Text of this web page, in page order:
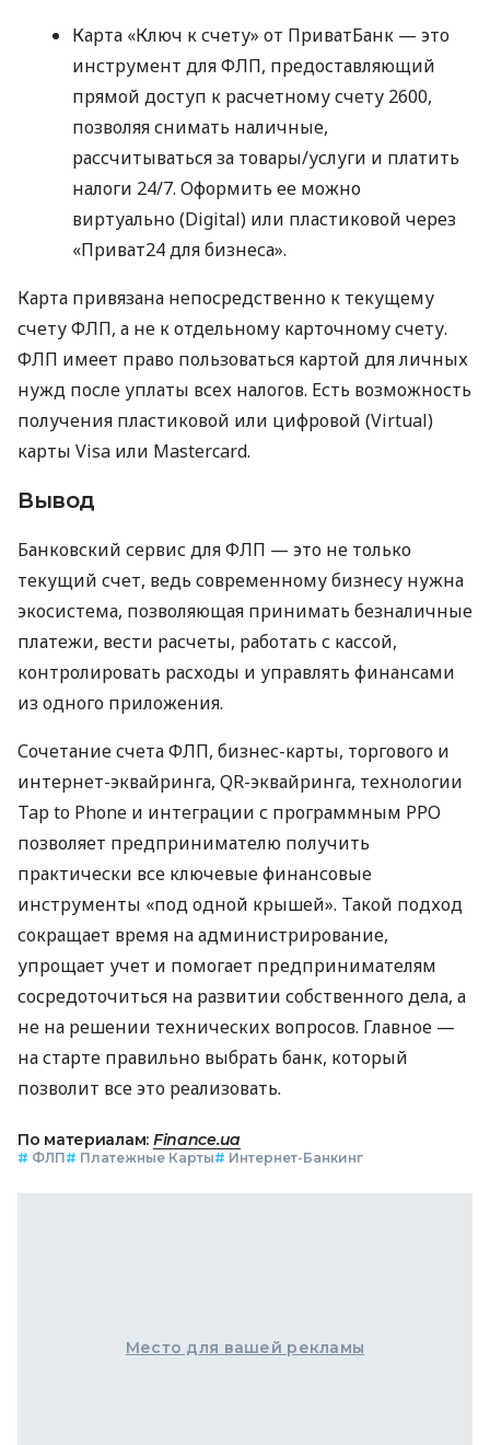
Карта «Ключ к счету» от ПриватБанк — это
инструмент для ФЛП, предоставляющий
прямой доступ к расчетному счету 2600,
позволяя снимать наличные,
рассчитываться за товары/услуги и платить
налоги 24/7. Оформить ее можно
виртуально (Digital) или пластиковой через
«Приват24 для бизнеса».
Карта привязана непосредственно к текущему
счету ФЛП, а не к отдельному карточному счету.
ФЛП имеет право пользоваться картой для личных
нужд после уплаты всех налогов. Есть возможность
получения пластиковой или цифровой (Virtual)
карты Visa или Mastercard.
Вывод
Банковский сервис для ФЛП — это не только
текущий счет, ведь современному бизнесу нужна
экосистема, позволяющая принимать безналичные
платежи, вести расчеты, работать с кассой,
контролировать расходы и управлять финансами
из одного приложения.
Сочетание счета ФЛП, бизнес-карты, торгового и
интернет-эквайринга, QR-эквайринга, технологии
Tap to Phone и интеграции с программным РРО
позволяет предпринимателю получить
практически все ключевые финансовые
инструменты «под одной крышей». Такой подход
сокращает время на администрирование,
упрощает учет и помогает предпринимателям
сосредоточиться на развитии собственного дела, а
не на решении технических вопросов. Главное —
на старте правильно выбрать банк, который
позволит все это реализовать.
По материалам: Finance.ua
# ФЛП# Платежные Карты# Интернет-Банкинг
Место для вашей рекламы